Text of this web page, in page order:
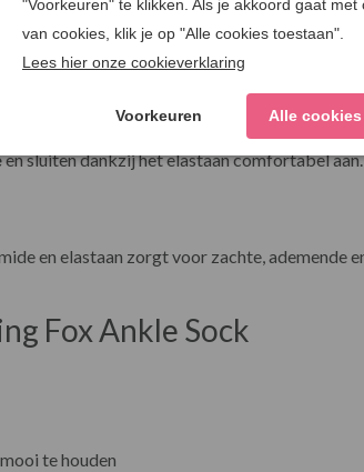
polyamide, 1% elastaan
en sluiten dankzij het elastaan comfortabel aan.
en elastaan zorgt voor zachte,
Fox Ankle Sock
te houden